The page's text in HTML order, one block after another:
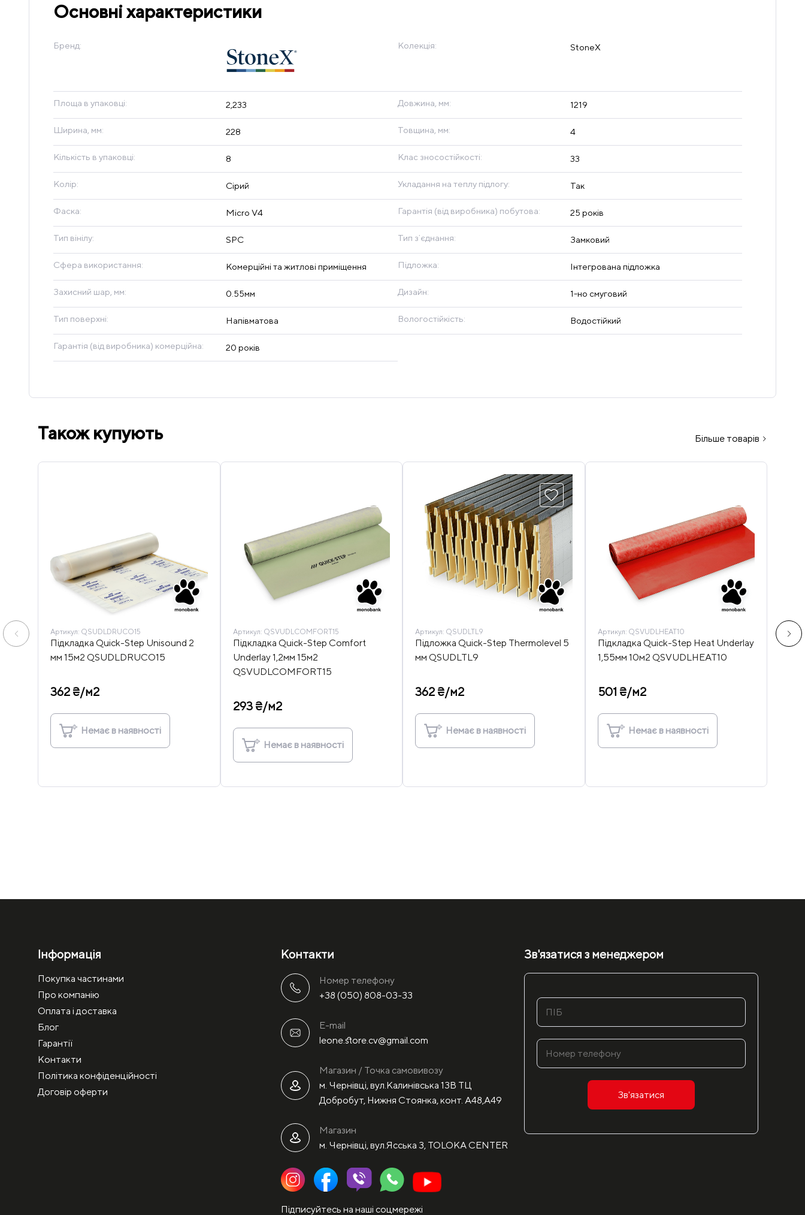
Основні характеристики
Бренд: Колекція: StoneX
Площа в упаковці: 2,233 Довжина, мм: 1219
Ширина, мм: 228 Товщина, мм: 4
Кількість в упаковці: 8 Клас зносостійкості: 33
Колір: Сірий Укладання на теплу підлогу: Так
Фаска: Micro V4 Гарантія (від виробника) побутова: 25 років
Тип вінілу: SPC Тип зʼєднання: Замковий
Сфера використання: Комерційні та житлові приміщення Підложка: Інтегрована підложка
Захисний шар, мм: 0.55мм Дизайн: 1-но смуговий
Тип поверхні: Напівматова Вологостійкість: Водостійкий
Гарантія (від виробника) комерційна: 20 років
Також купують Більше товарів
Артикул: QSUDLDRUCO15
Підкладка Quick-Step Unisound 2
мм 15м2 QSUDLDRUCO15
362 ₴/м2
Немає в наявності
Артикул: QSVUDLCOMFORT15
Підкладка Quick-Step Comfort
Underlay 1,2мм 15м2
QSVUDLCOMFORT15
293 ₴/м2
Немає в наявності
Артикул: QSUDLTL9
Підложка Quick-Step Thermolevel 5
мм QSUDLTL9
362 ₴/м2
Немає в наявності
Артикул: QSVUDLHEAT10
Підкладка Quick-Step Heat Underlay
1,55мм 10м2 QSVUDLHEAT10
501 ₴/м2
Немає в наявності
Інформація
Покупка частинами
Про компанію
Оплата і доставка
Блог
Гарантії
Контакти
Політика конфіденційності
Договір оферти
Контакти
Номер телефону
+38 (050) 808-03-33
E-mail
leone.store.cv@gmail.com
Магазин / Точка самовивозу
м. Чернівці, вул.Калинівська 13В ТЦ
Добробут, Нижня Стоянка, конт. А48,А49
Магазин
м. Чернівці, вул.Ясська 3, TOLOKA CENTER
Підписуйтесь на наші соцмережі
Зв'язатися з менеджером
Зв'язатися